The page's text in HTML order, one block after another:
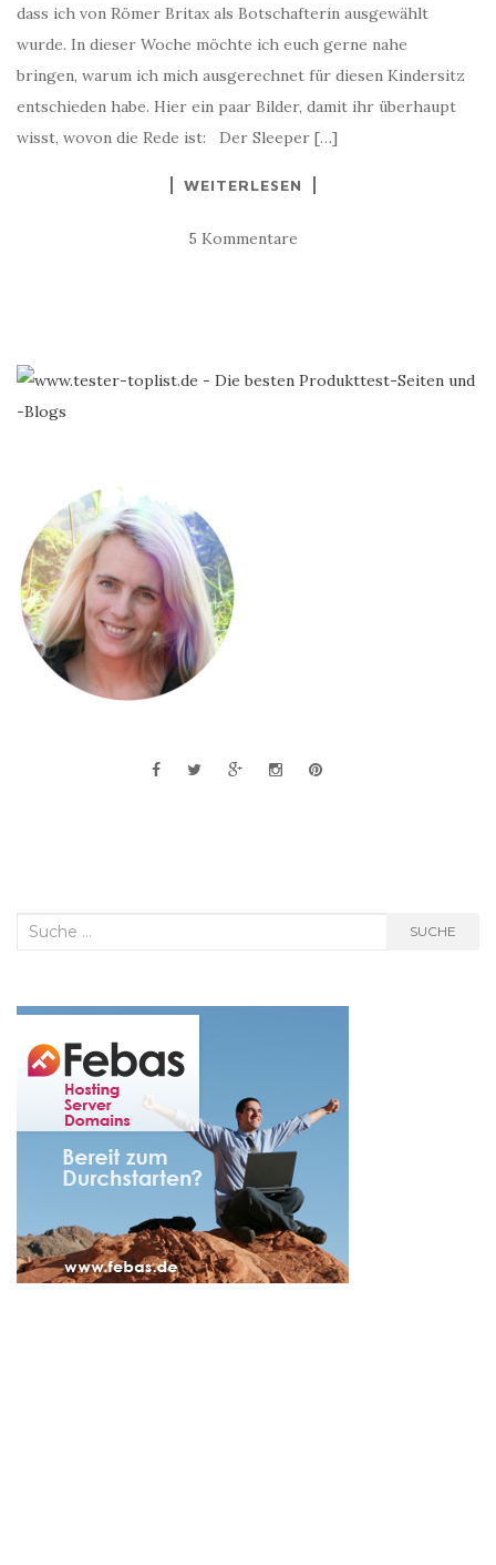
dass ich von Römer Britax als Botschafterin ausgewählt
wurde. In dieser Woche möchte ich euch gerne nahe
bringen, warum ich mich ausgerechnet für diesen Kindersitz
entschieden habe. Hier ein paar Bilder, damit ihr überhaupt
wisst, wovon die Rede ist: Der Sleeper […]
WEITERLESEN
5 Kommentare
Suche
SUCHE